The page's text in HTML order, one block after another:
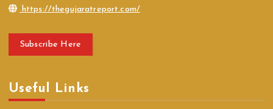
https://thegujaratreport.com/
Subscribe Here
Useful Links